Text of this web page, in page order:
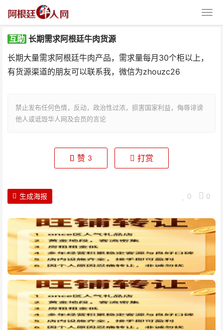
互助 长期需求阿根廷牛肉货源
长期大量需求阿根廷牛肉产品，需求量每月30个柜以上，
有货源渠道的朋友可以联系我，微信为zhouzc26
禁止发布任何色情，反动，政治性过浓，损害国家利益，侮辱诽谤
他人或诋毁华人网及会员的言论
长期需求阿根廷牛肉货源
赞 3 打赏
0 0
生成海报